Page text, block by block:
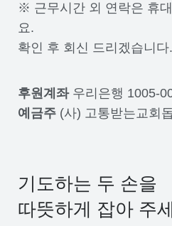
※ 근무시간 외 연락은 휴
요.
확인 후 회신 드리겠습니다.
후원계좌우리은행 1005-
예금주 (사) 고통받는교회
기도하는 두 손을
따뜻하게 잡아 주